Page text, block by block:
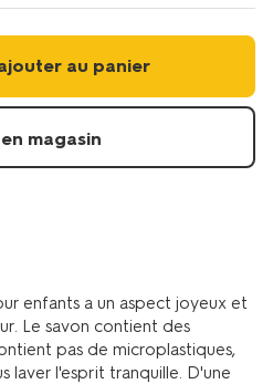
au panier
magasin
enfants a un aspect joyeux et
Le savon contient des
pas de microplastiques,
laver l'esprit tranquille. D'une